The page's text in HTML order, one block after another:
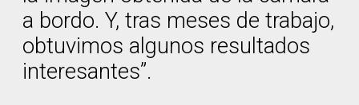
a bordo. Y, tras meses de trabajo,
obtuvimos algunos resultados
interesantes”.